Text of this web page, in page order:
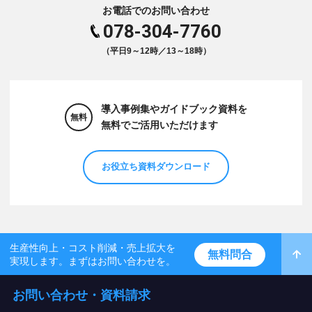
お電話でのお問い合わせ
078-304-7760
（平日9～12時／13～18時）
無料
導入事例集やガイドブック資料を
無料でご活用いただけます
お役立ち資料ダウンロード
生産性向上・コスト削減・売上拡大を
実現します。まずはお問い合わせを。
無料問合
お問い合わせ・資料請求